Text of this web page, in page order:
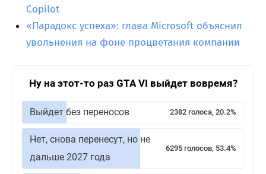
Copilot
«Парадокс успеха»: глава Microsoft объяснил
увольнения на фоне процветания компании
Ну на этот-то раз GTA VI выйдет вовремя?
Выйдет без переносов 2382 голоса, 20.2%
Нет, снова перенесут, но не
дальше 2027 года
6295 голосов, 53.4%